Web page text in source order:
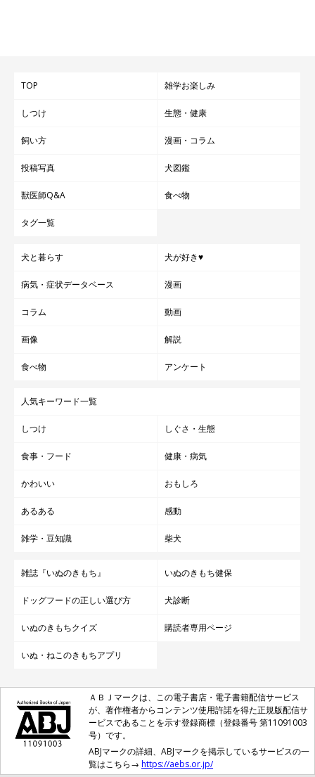
TOP 雑学お楽しみ
しつけ 生態・健康
飼い方 漫画・コラム
投稿写真 犬図鑑
獣医師Q&A 食べ物
タグ一覧
犬と暮らす 犬が好き♥
病気・症状データベース 漫画
コラム 動画
画像 解説
食べ物 アンケート
人気キーワード一覧
しつけ しぐさ・生態
食事・フード 健康・病気
かわいい おもしろ
あるある 感動
雑学・豆知識 柴犬
雑誌『いぬのきもち』 いぬのきもち健保
ドッグフードの正しい選び方 犬診断
いぬのきもちクイズ 購読者専用ページ
いぬ・ねこのきもちアプリ
ＡＢＪマークは、この電子書店・電子書籍配信サービス
が、著作権者からコンテンツ使用許諾を得た正規版配信サ
ービスであることを示す登録商標（登録番号 第11091003
号）です。
ABJマークの詳細、ABJマークを掲示しているサービスの一
覧はこちら→ https://aebs.or.jp/